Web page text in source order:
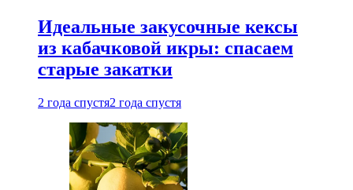
Идеальные закусочные кексы
из кабачковой икры: спасаем
старые закатки
2 года спустя2 года спустя